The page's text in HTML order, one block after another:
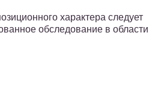
характера следует
обследование в области